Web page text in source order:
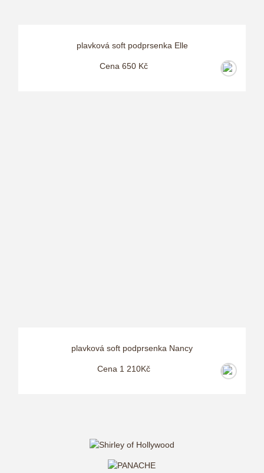
plavková soft podprsenka Elle
Cena 650 Kč
plavková soft podprsenka Nancy
Cena 1 210Kč